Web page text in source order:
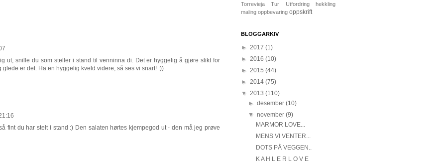
ut, snille du som steller i stand til venninna di. Det er hyggelig å gjøre slikt for
er det. Ha en hyggelig kveld videre, så ses vi snart! :))
fint du har stelt i stand :) Den salaten hørtes kjempegod ut - den må jeg prøve
Torrevieja Tur Utfordring
hekkling
maling oppbevaring oppskrift
BLOGGARKIV
► 2017 (1)
► 2016 (10)
► 2015 (44)
► 2014 (75)
▼ 2013 (110)
►desember(10)
▼november(9)
MARMOR LOVE...
MENS VI VENTER...
DOTS PÅ VEGGEN..
K A H L E R L O V E